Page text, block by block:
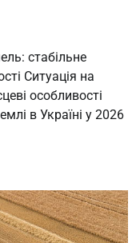
стабільне
Ситуація на
особливості
в Україні у 2026